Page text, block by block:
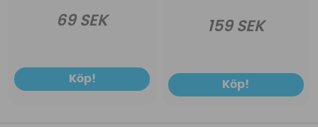
69 SEK
Köp!
159 SEK
Köp!